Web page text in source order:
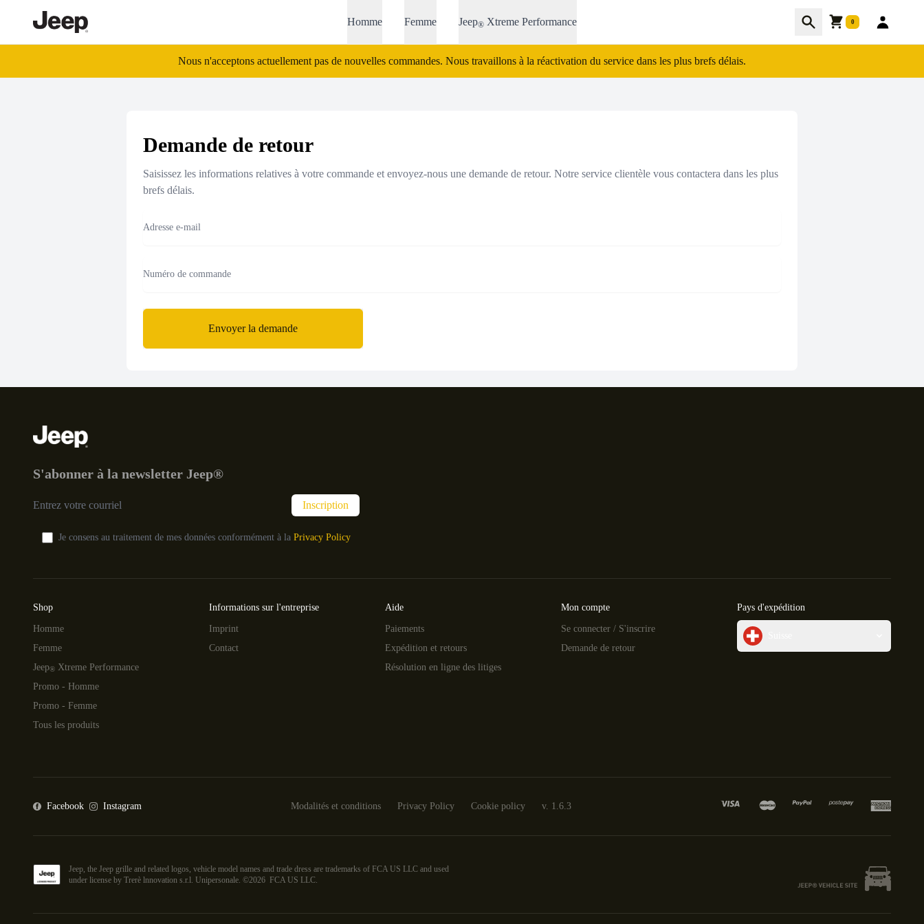
Homme Femme Jeep® Xtreme Performance Recherche
Cart 0
Nous n'acceptons actuellement pas de nouvelles commandes. Nous travaillons à la réactivation du service dans les plus brefs délais.
Demande de retour
Saisissez les informations relatives à votre commande et envoyez-nous une demande de retour. Notre service clientèle vous contactera dans les plus
brefs délais.
Envoyer la demande
S'abonner à la newsletter Jeep®
Inscription
Je consens au traitement de mes données conformément à la Privacy Policy
Shop
Homme
Femme
Jeep® Xtreme Performance
Promo - Homme
Promo - Femme
Tous les produits
Informations sur l'entreprise
Imprint
Contact
Aide
Paiements
Expédition et retours
Résolution en ligne des litiges
Mon compte
Se connecter / S'inscrire
Demande de retour
Pays d'expédition
Modalités et conditions Privacy Policy Cookie policy v. 1.6.3
Facebook Instagram
Jeep, the Jeep grille and related logos, vehicle model names and trade dress are trademarks of FCA US LLC and used
under license by Trerè lnnovation s.r.l. Unipersonale. ©2026FCA US LLC.